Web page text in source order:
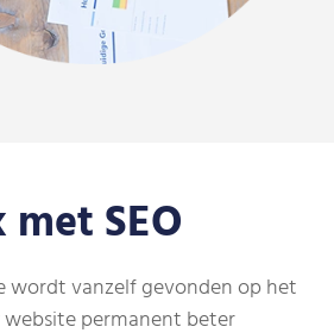
SEO
wordt vanzelf gevonden op het
permanent beter